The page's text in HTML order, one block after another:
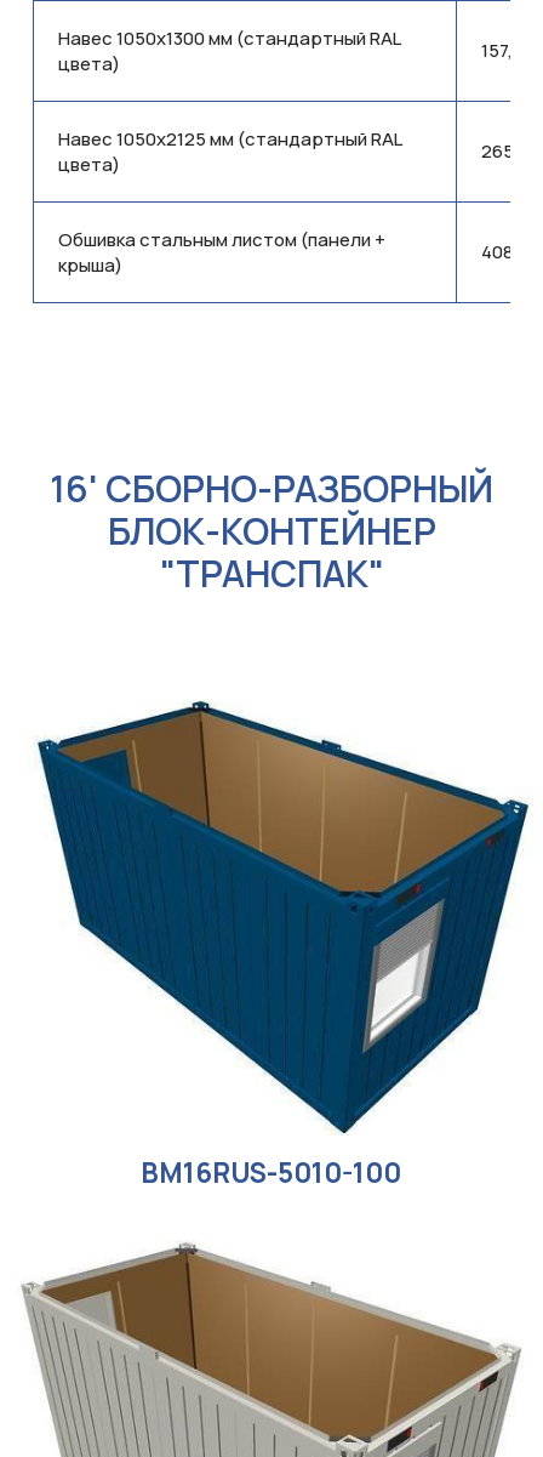
Навес 1050x1300 мм (стандартный RAL
цвета)
Навес 1050x2125 мм (стандартный RAL
цвета)
Обшивка стальным листом (панели +
крыша)
16' СБОРНО-РАЗБОРНЫЙ
БЛОК-КОНТЕЙНЕР
"ТРАНСПАК"